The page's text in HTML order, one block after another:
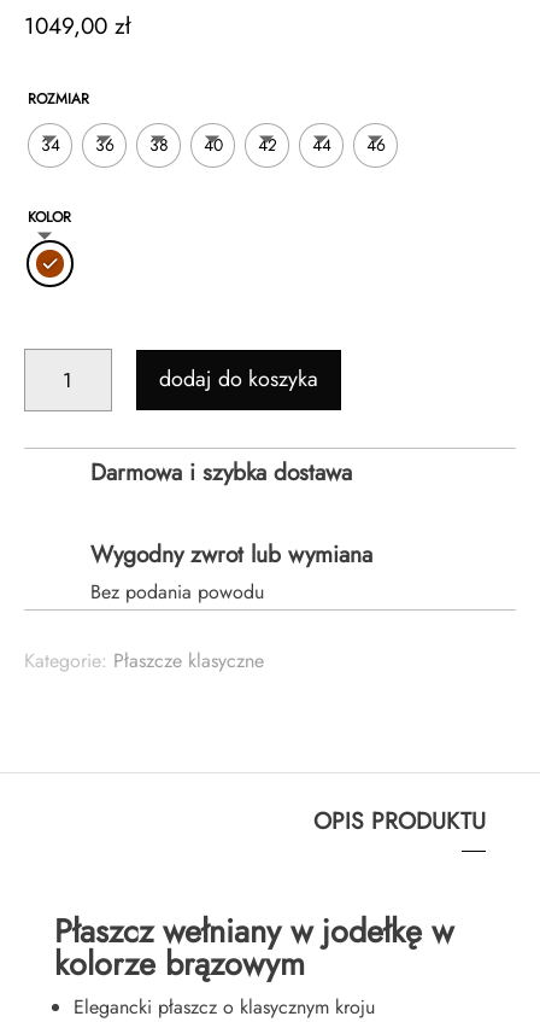
1049,00 zł
ROZMIAR
34 36 38 40 42 44 46
KOLOR
PŁASZCZ
WEŁNIANY
dodaj do koszyka
Darmowa i szybka dostawa
Wygodny zwrot lub wymiana
Bez podania powodu
Kategorie: Płaszcze klasyczne
OPIS PRODUKTU
Płaszcz wełniany w jodełkę w
kolorze brązowym
Elegancki płaszcz o klasycznym kroju